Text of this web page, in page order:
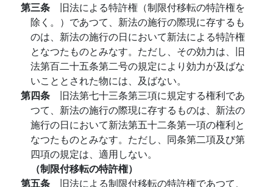
第三条 旧法による特許権（制限付移転の特許権を
除く。）であつて、新法の施行の際現に存するも
のは、新法の施行の日において新法による特許権
となつたものとみなす。ただし、その効力は、旧
法第百二十五条第二号の規定により効力が及ばな
いこととされた物には、及ばない。
第四条 旧法第七十三条第三項に規定する権利であ
つて、新法の施行の際現に存するものは、新法の
施行の日において新法第五十二条第一項の権利と
なつたものとみなす。ただし、同条第二項及び第
四項の規定は、適用しない。
（制限付移転の特許権）
第五条 旧法による制限付移転の特許権であつて、